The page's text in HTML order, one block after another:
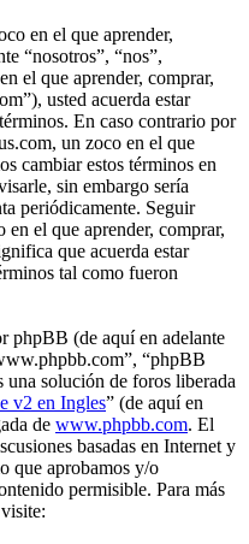
en el que aprender,
“nosotros”, “nos”,
el que aprender, comprar,
usted acuerda estar
En caso contrario por
un zoco en el que
cambiar estos términos en
sin embargo sería
periódicamente. Seguir
el que aprender, comprar,
que acuerda estar
tal como fueron
phpBB (de aquí en adelante
“phpBB
solución de foros liberada
v2 en Ingles” (de aquí en
de www.phpbb.com. El
basadas en Internet y
que aprobamos y/o
permisible. Para más